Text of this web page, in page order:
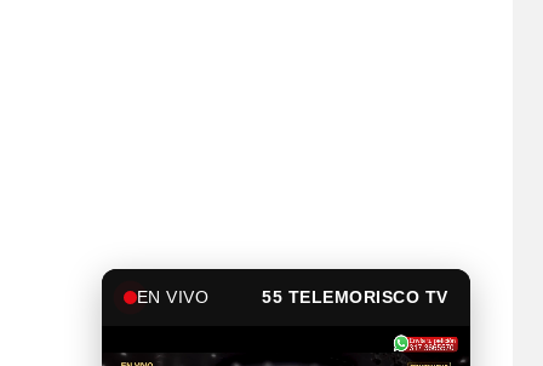
EN VIVO 55 TELEMORISCO TV